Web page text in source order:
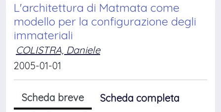
L'architettura di Matmata come
modello per la configurazione degli
immateriali
COLISTRA, Daniele
2005-01-01
Scheda breve
Scheda completa